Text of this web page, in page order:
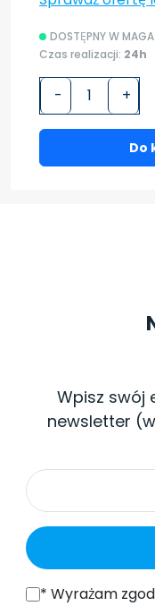
DOSTĘPNY W
Czas realizacji: 24h
- +
Do
Wpisz swój
newsletter
*Wyrażam zgodę na otrzymywanie od SONEL S.A. z siedzibą w ul. Wokulskiego 11, 58-100 Świdnica